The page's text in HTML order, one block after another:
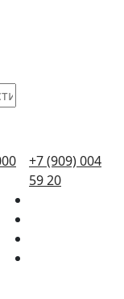
+7 (909) 004
59 20